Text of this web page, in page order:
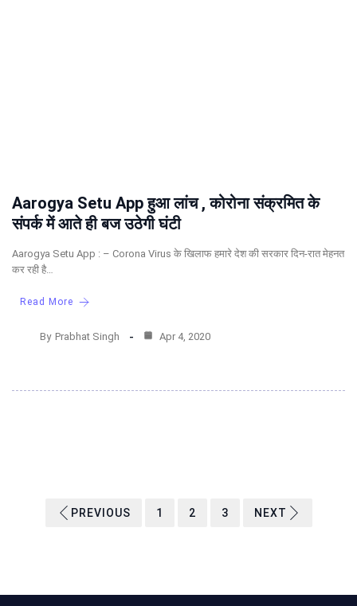
Aarogya Setu App हुआ लांच , कोरोना संक्रमित के
संपर्क में आते ही बज उठेगी घंटी
Aarogya Setu App : – Corona Virus के खिलाफ हमारे देश की सरकार दिन-रात मेहनत
कर रही है…
Read More
By Prabhat Singh Apr 4, 2020
PREVIOUS 1 2 3 NEXT